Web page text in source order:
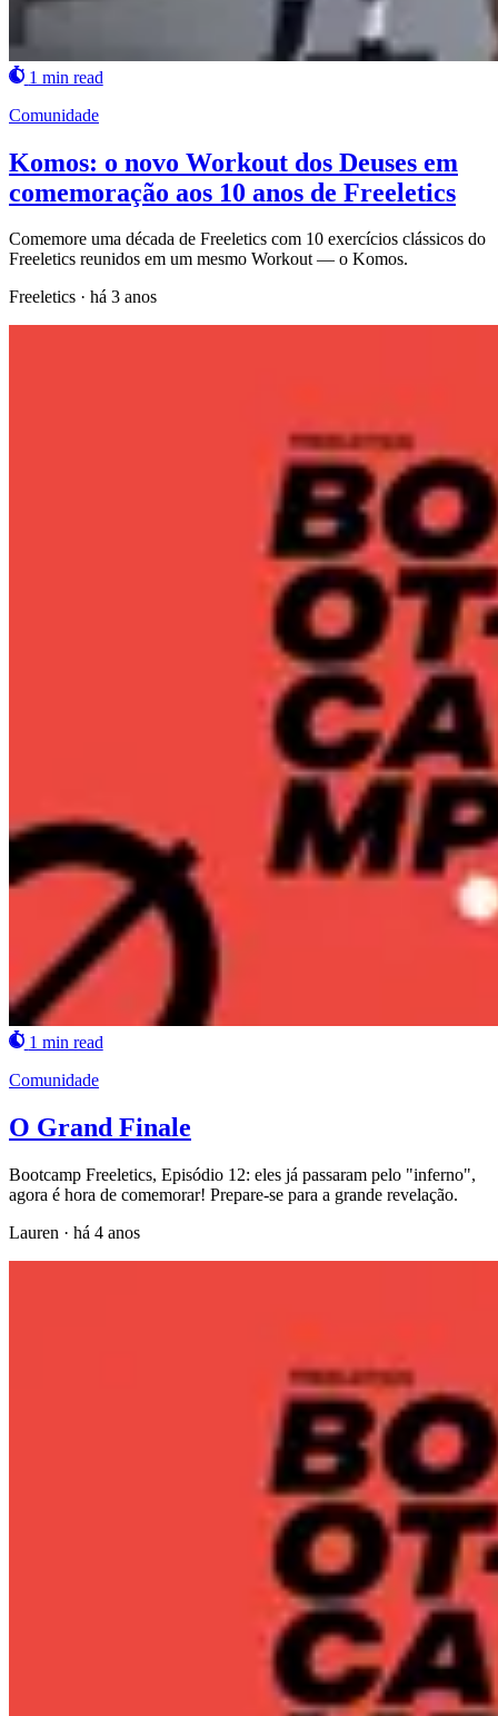
1 min read
Comunidade
Komos: o novo Workout dos Deuses em
comemoração aos 10 anos de Freeletics
Comemore uma década de Freeletics com 10 exercícios clássicos do
Freeletics reunidos em um mesmo Workout — o Komos.
Freeletics · há 3 anos
1 min read
Comunidade
O Grand Finale
Bootcamp Freeletics, Episódio 12: eles já passaram pelo "inferno",
agora é hora de comemorar! Prepare-se para a grande revelação.
Lauren · há 4 anos